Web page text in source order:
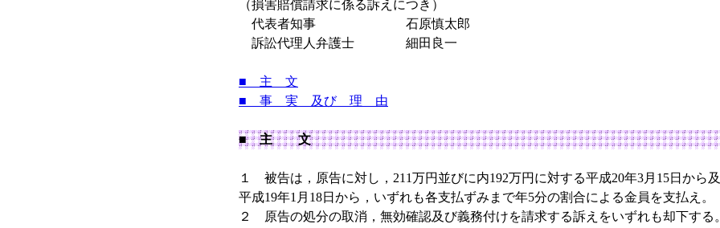
（損害賠償請求に係る訴えにつき）
代表者知事 石原慎太郎
訴訟代理人弁護士 細田良一
■ 主 文
■ 事 実 及び 理 由
■ 主 文
１ 被告は，原告に対し，211万円並びに内192万円に対する平成20年3月15日から
平成19年1月18日から，いずれも各支払ずみまで年5分の割合による金員を支払え。
２ 原告の処分の取消，無効確認及び義務付けを請求する訴えをいずれも却下する。